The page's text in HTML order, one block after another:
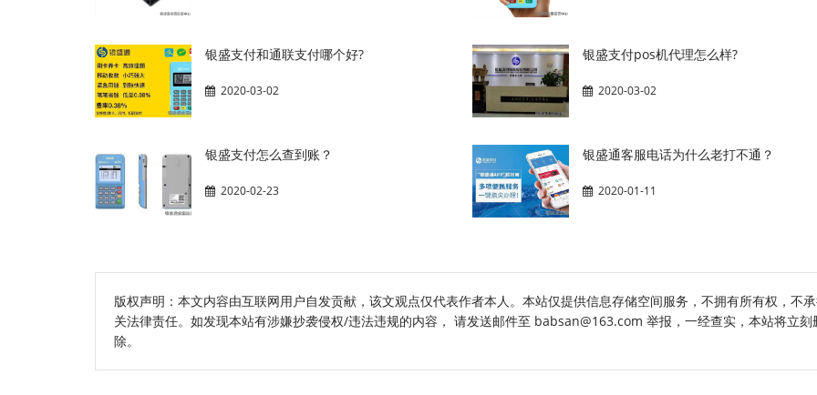
银盛支付和通联支付哪个好?
2020-03-02
银盛支付pos机代理怎么样?
2020-03-02
银盛支付怎么查到账？
2020-02-23
银盛通客服电话为什么老打不通？
2020-01-11
版权声明：本文内容由互联网用户自发贡献，该文观点仅代表作者本人。本站仅提供信息存储空间服务，不拥有所有权，不
关法律责任。如发现本站有涉嫌抄袭侵权/违法违规的内容， 请发送邮件至 babsan@163.com 举报，一经查实，本站将立刻
除。